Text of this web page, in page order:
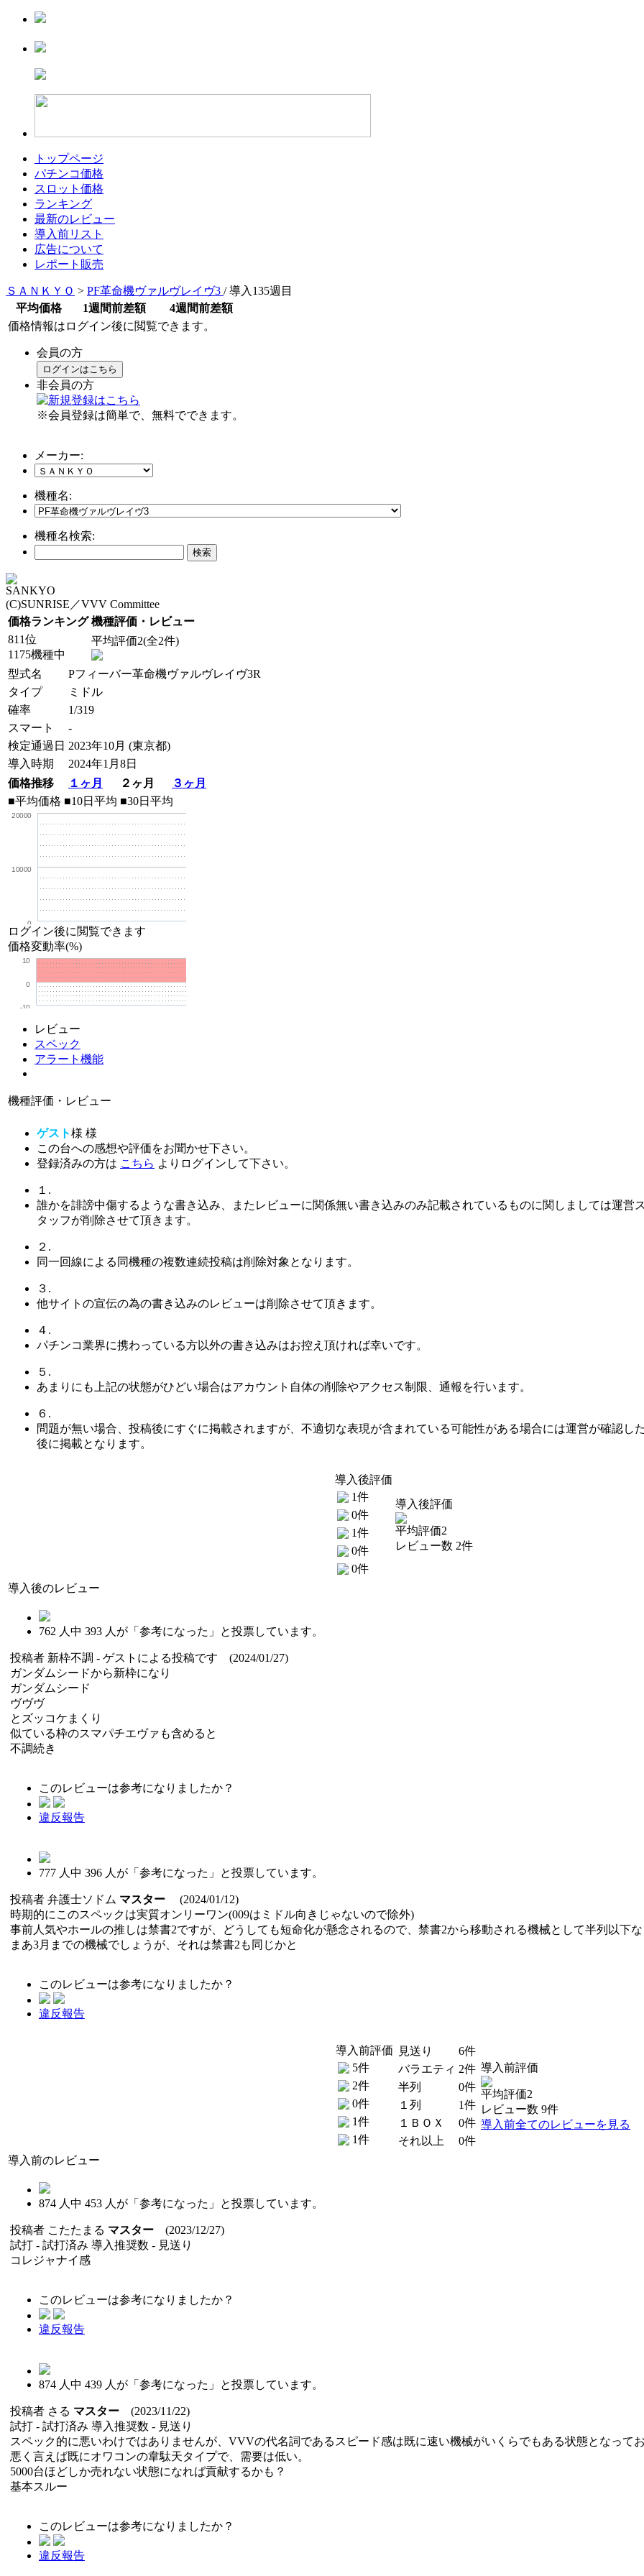
トップページ
パチンコ価格
スロット価格
ランキング
最新のレビュー
導入前リスト
広告について
レポート販売
ＳＡＮＫＹＯ > PF革命機ヴァルヴレイヴ3 / 導入135週目
平均価格
1週間前差額
4週間前差額
価格情報はログイン後に閲覧できます。
会員の方
ログインはこちら
非会員の方
※会員登録は簡単で、無料でできます。
メーカー:
機種名:
機種名検索:
SANKYO
(C)SUNRISE／VVV Committee
価格ランキング 機種評価・レビュー
811位
1175機種中
平均評価2(全2件)
型式名
Pフィーバー革命機ヴァルヴレイヴ3R
タイプ
ミドル
確率
1/319
スマート
-
検定通過日 2023年10月 (東京都)
導入時期
2024年1月8日
価格推移
１ヶ月 ２ヶ月
３ヶ月
■平均価格 ■10日平均 ■30日平均
0
10000
20000
ログイン後に閲覧できます
価格変動率(%)
-10
0
10
レビュー
スペック
アラート機能
機種評価・レビュー
ゲスト様 様
この台への感想や評価をお聞かせ下さい。
登録済みの方は こちら よりログインして下さい。
１.
誰かを誹謗中傷するような書き込み、またレビューに関係無い書き込みのみ記載されているものに関しましては運営ス
タッフが削除させて頂きます。
２.
同一回線による同機種の複数連続投稿は削除対象となります。
３.
他サイトの宣伝の為の書き込みのレビューは削除させて頂きます。
４.
パチンコ業界に携わっている方以外の書き込みはお控え頂ければ幸いです。
５.
あまりにも上記の状態がひどい場合はアカウント自体の削除やアクセス制限、通報を行います。
６.
問題が無い場合、投稿後にすぐに掲載されますが、不適切な表現が含まれている可能性がある場合には運営が確認した
後に掲載となります。
導入後評価
1件
0件
1件
0件
0件
導入後評価
平均評価2
レビュー数 2件
導入後のレビュー
762 人中 393 人が「参考になった」と投票しています。
投稿者 新枠不調 - ゲストによる投稿です (2024/01/27)
ガンダムシードから新枠になり
ガンダムシード
ヴヴヴ
とズッコケまくり
似ている枠のスマパチエヴァも含めると
不調続き
このレビューは参考になりましたか？
違反報告
777 人中 396 人が「参考になった」と投票しています。
投稿者 弁護士ソドム マスター (2024/01/12)
時期的にこのスペックは実質オンリーワン(009はミドル向きじゃないので除外)
事前人気やホールの推しは禁書2ですが、どうしても短命化が懸念されるので、禁書2から移動される機械として半列以下
まあ3月までの機械でしょうが、それは禁書2も同じかと
このレビューは参考になりましたか？
違反報告
導入前評価
5件
2件
0件
1件
1件
見送り
6件
バラエティ 2件
半列
0件
１列
1件
１ＢＯＸ
0件
それ以上
0件
導入前評価
平均評価2
レビュー数 9件
導入前全てのレビューを見る
導入前のレビュー
874 人中 453 人が「参考になった」と投票しています。
投稿者 こたたまる マスター (2023/12/27)
試打 - 試打済み 導入推奨数 - 見送り
コレジャナイ感
このレビューは参考になりましたか？
違反報告
874 人中 439 人が「参考になった」と投票しています。
投稿者 さる マスター (2023/11/22)
試打 - 試打済み 導入推奨数 - 見送り
スペック的に悪いわけではありませんが、VVVの代名詞であるスピード感は既に速い機械がいくらでもある状態となって
悪く言えば既にオワコンの韋駄天タイプで、需要は低い。
5000台ほどしか売れない状態になれば貢献するかも？
基本スルー
このレビューは参考になりましたか？
違反報告